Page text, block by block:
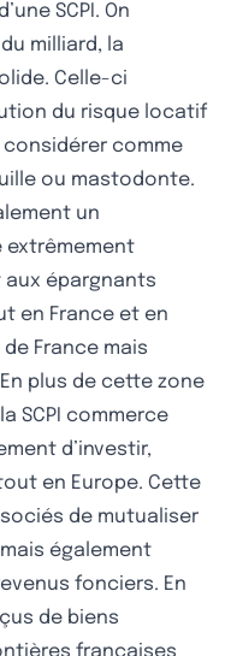
SCPI. On
milliard, la
Celle-ci
du risque locatif
considérer comme
ou mastodonte.
un
extrêmement
aux épargnants
en France et en
France mais
plus de cette zone
SCPI commerce
d’investir,
en Europe. Cette
de mutualiser
également
fonciers. En
de biens